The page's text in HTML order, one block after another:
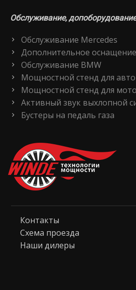
Обслуживание, допоборудование
Обслуживание Mercedes
Дополнительное
Обслуживание BMW
Мощностной стенд для
Мощностной стенд для
Активный звук выхлопной
Бустеры на педаль газа
Контакты
Схема проезда
Наши дилеры